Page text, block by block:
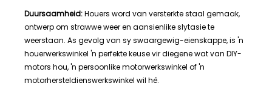
Duursaamheid:Houers word van versterkte staal gemaak,
ontwerp om strawwe weer en aansienlike slytasie te
weerstaan. As gevolg van sy swaargewig-eienskappe, is 'n
houerwerkswinkel 'n perfekte keuse vir diegene wat van DIY-
motors hou, 'n persoonlike motorwerkswinkel of 'n
motorhersteldienswerkswinkel wil hê.